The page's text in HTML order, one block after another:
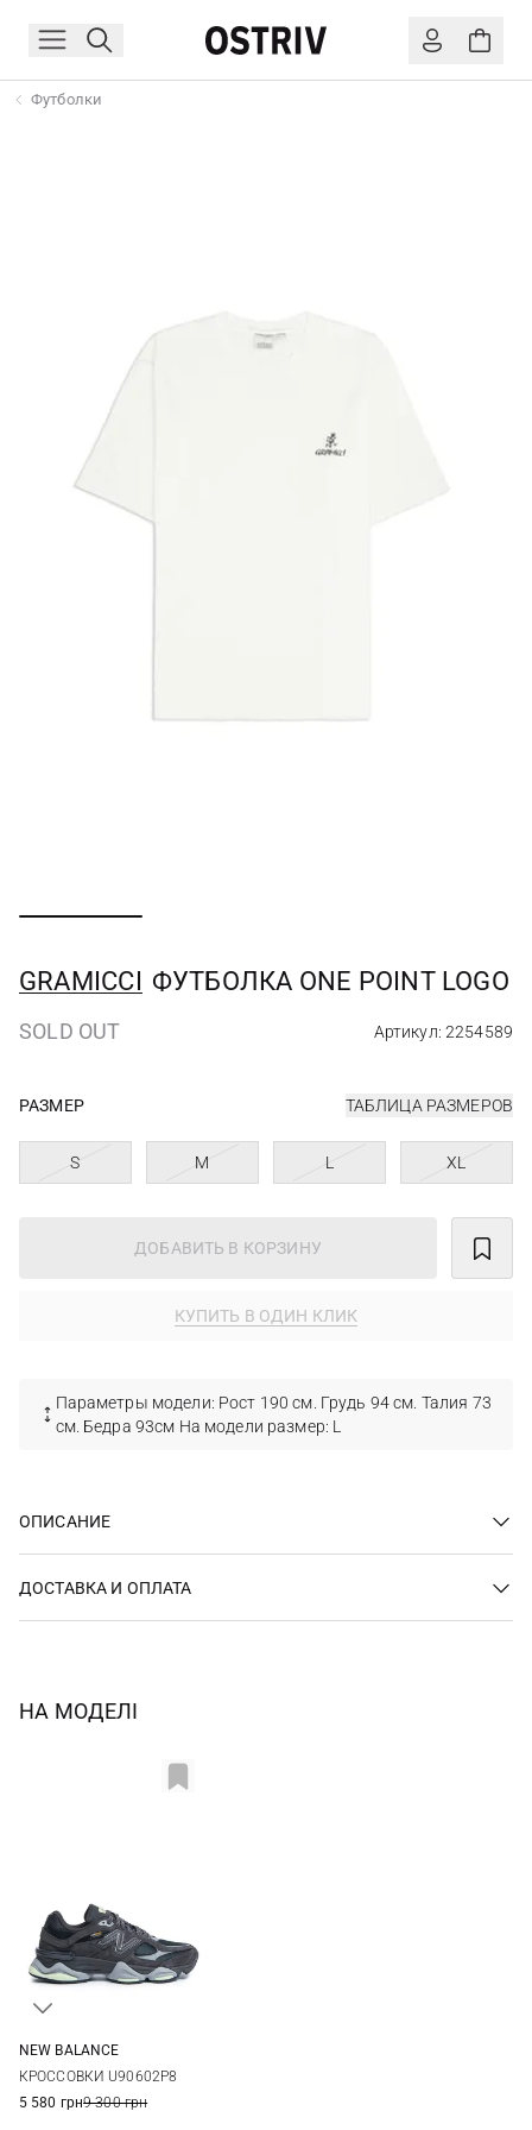
Футболки
GRAMICCI ФУТБОЛКА ONE POINT LOGO
SOLD OUT Артикул: 2254589
РАЗМЕР ТАБЛИЦА РАЗМЕРОВ
S M L XL
ДОБАВИТЬ В КОРЗИНУ
КУПИТЬ В ОДИН КЛИК
Параметры модели: Рост 190 см. Грудь 94 см. Талия 73
см. Бедра 93см На модели размер: L
ОПИСАНИЕ
ДОСТАВКА И ОПЛАТА
НА МОДЕЛІ
NEW BALANCE
КРОССОВКИ U90602P8
5 580 грн9 300 грн